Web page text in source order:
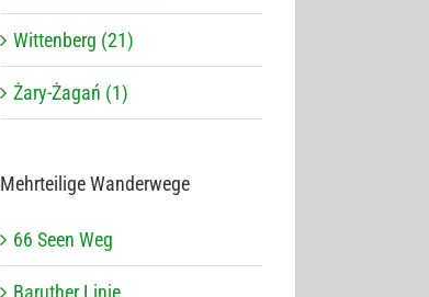
Wittenberg (21)
Żary-Żagań (1)
Mehr­tei­lige Wanderwege
66 Seen Weg
Baru­ther Linie